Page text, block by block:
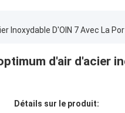
Inoxydable D'OIN 7 Avec La
d'air d'acier
Détails sur le produit: